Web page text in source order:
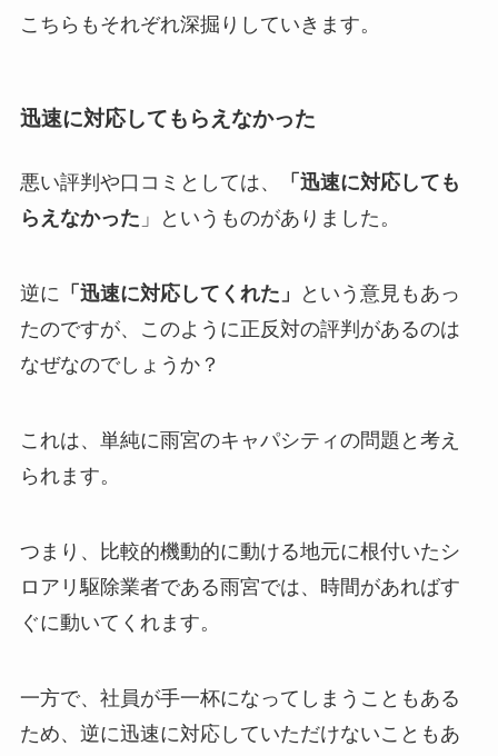
こちらもそれぞれ深掘りしていきます。
迅速に対応してもらえなかった
悪い評判や口コミとしては、
「迅速に対応しても
らえなかった 」というものがありました。
逆に 「迅速に対応してくれた」
という意見もあっ
たのですが、このように正反対の評判があるのは
なぜなのでしょうか？
これは、単純に雨宮のキャパシティの問題と考え
られます。
つまり、比較的機動的に動ける地元に根付いたシ
ロアリ駆除業者である雨宮では、時間があればす
ぐに動いてくれます。
一方で、社員が手一杯になってしまうこともある
ため、逆に迅速に対応していただけないこともあ